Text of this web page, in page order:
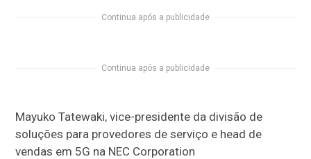
Continua após a publicidade
Continua após a publicidade
Mayuko Tatewaki, vice-presidente da divisão de
soluções para provedores de serviço e head de
vendas em 5G na NEC Corporation